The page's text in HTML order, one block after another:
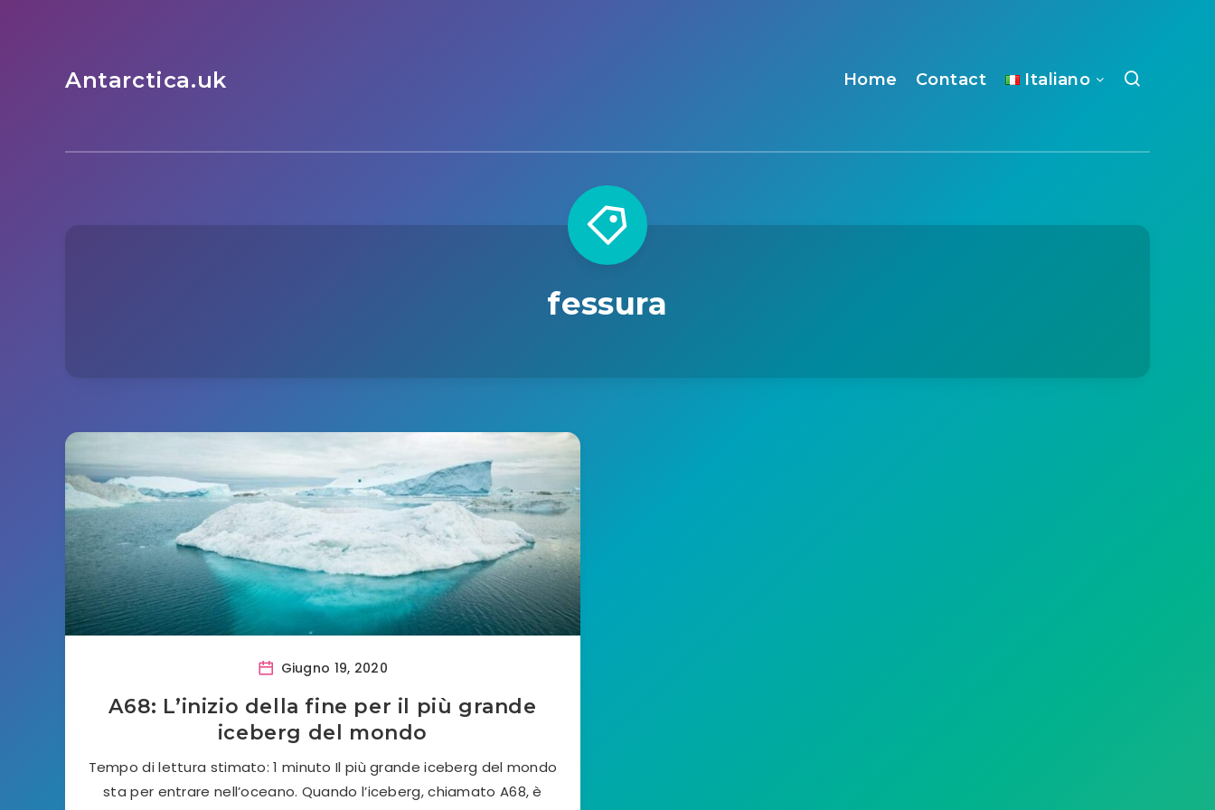
Antarctica.uk Home Contact Italiano
fessura
Giugno 19, 2020
A68: L’inizio della fine per il più grande
iceberg del mondo
Tempo di lettura stimato: 1 minuto Il più grande iceberg del mondo
sta per entrare nell’oceano. Quando l’iceberg, chiamato A68, è